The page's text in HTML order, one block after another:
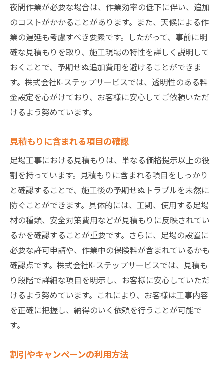
夜間作業が必要な場合は、作業効率の低下に伴い、追加
のコストがかかることがあります。また、天候による作
業の遅延も考慮すべき要素です。したがって、事前に明
確な見積もりを取り、施工現場の特性を詳しく説明して
おくことで、予期せぬ追加費用を避けることができま
す。株式会社K-ステップサービスでは、透明性のある料
金設定を心がけており、お客様に安心してご依頼いただ
けるよう努めています。
見積もりに含まれる項目の確認
足場工事における見積もりは、単なる価格提示以上の役
割を持っています。見積もりに含まれる項目をしっかり
と確認することで、施工後の予期せぬトラブルを未然に
防ぐことができます。具体的には、工期、使用する足場
材の種類、安全対策費用などが見積もりに反映されてい
るかを確認することが重要です。さらに、足場の設置に
必要な許可申請や、作業中の保険料が含まれているかも
確認点です。株式会社K-ステップサービスでは、見積も
り段階で詳細な項目を明示し、お客様に安心していただ
けるよう努めています。これにより、お客様は工事内容
を正確に把握し、納得のいく依頼を行うことが可能で
す。
割引やキャンペーンの利用方法